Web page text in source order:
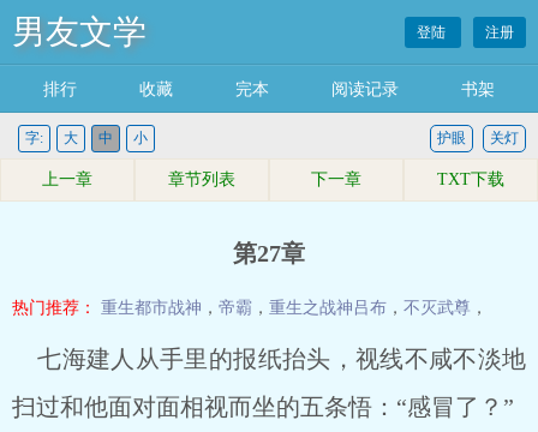
男友文学 登陆 注册
排行 收藏 完本 阅读记录 书架
字: 大 中 小 关灯
护眼
上一章 章节列表 下一章 TXT下载
第27章
热门推荐： 重生都市战神 ， 帝霸 ， 重生之战神吕布 ， 不灭武尊 ，
七海建人从手里的报纸抬头，视线不咸不淡地
扫过和他面对面相视而坐的五条悟：“感冒了？”